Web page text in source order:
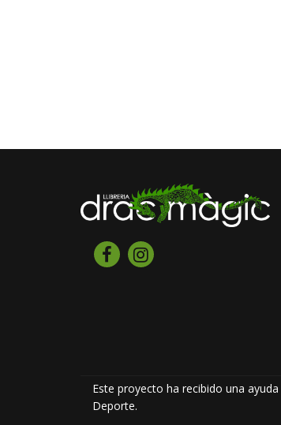
Este proyecto ha recibido una
Deporte.